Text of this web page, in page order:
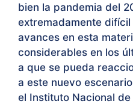
bien la pandemia del
extremadamente
avances en esta
considerables en los
a que se pueda
a este nuevo
el Instituto Nacional